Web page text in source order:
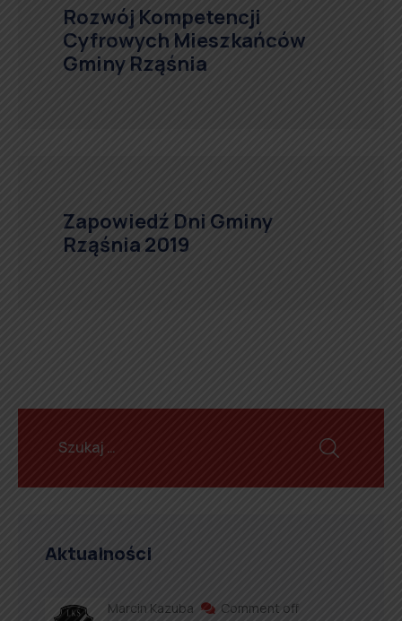
Rozwój Kompetencji
Cyfrowych Mieszkańców
Gminy Rząśnia
Zapowiedź Dni Gminy
Rząśnia 2019
Aktualności
Marcin Kazuba Comment off